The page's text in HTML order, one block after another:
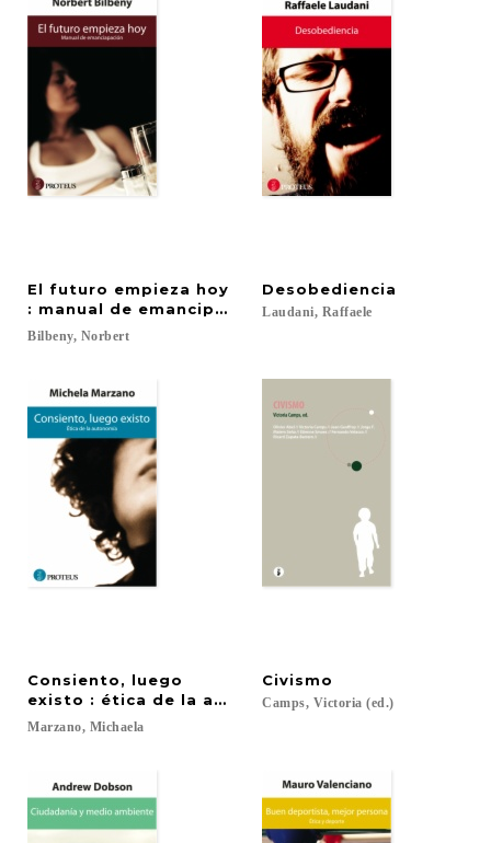
El futuro empieza hoy
: manual de emancipación
Bilbeny, Norbert
Desobediencia
Laudani, Raffaele
Consiento, luego
existo : ética de la autonomía
Marzano, Michaela
Civismo
Camps, Victoria (ed.)